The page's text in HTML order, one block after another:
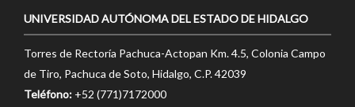
UNIVERSIDAD AUTÓNOMA DEL ESTADO DE HIDALGO
Torres de Rectoría Pachuca-Actopan Km. 4.5, Colonia Campo
de Tiro, Pachuca de Soto, Hidalgo, C.P. 42039
Teléfono: +52 (771)7172000